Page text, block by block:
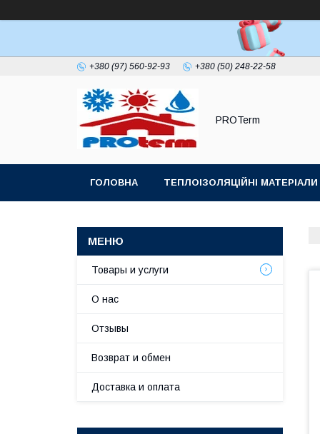
+380 (97) 560-92-93 +380 (50) 248-22-58
PROTerm
ГОЛОВНА ТЕПЛОІЗОЛЯЦІЙНІ МАТЕРІАЛИ
Товары и услуги
О нас
Отзывы
Возврат и обмен
Доставка и оплата